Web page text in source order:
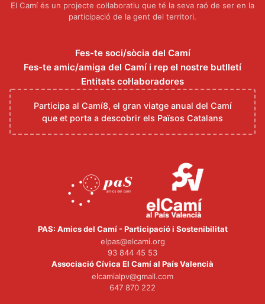
El Camí és un projecte col·laboratiu que té la seva raó de ser en la
participació de la gent del territori.
Fes-te soci/sòcia del Camí
Fes-te amic/amiga del Camí i rep el nostre butlletí
Entitats col·laboradores
Participa al Camí8, el gran viatge anual del Camí
que et porta a descobrir els Països Catalans
PAS: Amics del Camí - Participació i Sostenibilitat
elpas@elcami.org
93 844 45 53
Associació Cívica El Camí al País Valencià
elcamialpv@gmail.com
647 870 222